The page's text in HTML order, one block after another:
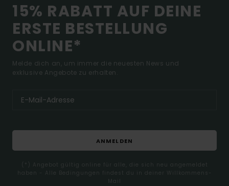
15% RABATT AUF DEINE
ERSTE BESTELLUNG
ONLINE*
Melde dich an, um immer die neuesten News und
exklusive Angebote zu erhalten.
ANMELDEN
(*) Angebot gültig online für alle, die sich neu angemeldet
haben - Alle Bedingungen findest du in deiner Willkommens-
Mail